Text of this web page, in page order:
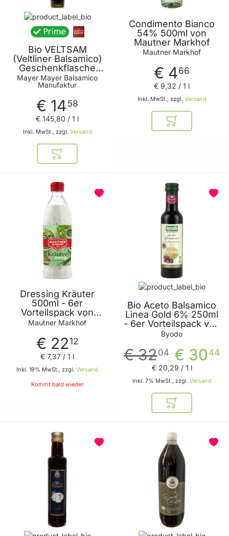
Bio VELTSAM
(Veltliner Balsamico)
Geschenkflasche
200ml
Mayer Mayer Balsamico
Manufaktur
€ 14 58
Inkl. MwSt., zzgl. Versand
€ 145,80 / 1 l
In den Warenkorb
Condimento Bianco
54% 500ml von
Mautner Markhof
Mautner Markhof
€ 466
Inkl. MwSt., zzgl. Versand
€ 9,32 / 1 l
In den
Dressing Kräuter
500ml - 6er
Vorteilspack von
Mautner Markhof
Mautner Markhof
€ 2212
Inkl. 19% MwSt., zzgl. Versand
€ 7,37 / 1 l
Kommt bald wieder
Bio Aceto Balsamico
Linea Gold 6% 250ml
- 6er Vorteilspack von
Byodo
Byodo
€ 3044
€ 3204
Inkl. 7% MwSt., zzgl. Versand
€ 20,29 / 1 l
In den